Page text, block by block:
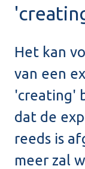
Het kan
van een
'creating'
dat de
reeds is
meer zal